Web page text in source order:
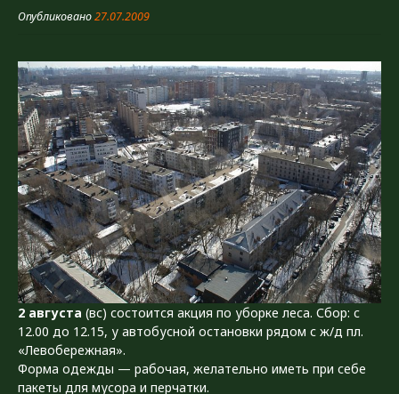
Опубликовано27.07.2009
2 августа (вс) состоится акция по уборке леса. Сбор: c
12.00 до 12.15, у автобусной остановки рядом с ж/д пл.
«Левобережная».
Форма одежды — рабочая, желательно иметь при себе
пакеты для мусора и перчатки.